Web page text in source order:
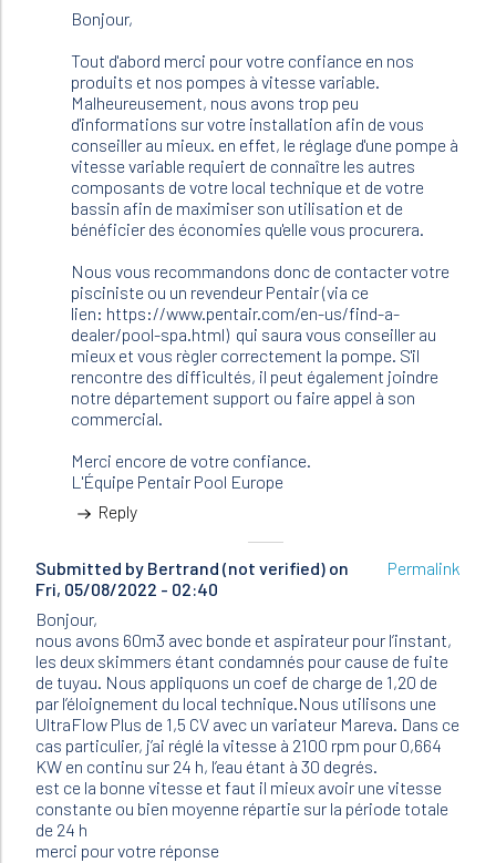
to
Bonjour
Je
viens
d'acheter…
by
Thierry
(not
verified)
Bonjour,
Tout d'abord merci pour votre confiance en nos
produits et nos pompes à vitesse variable.
Malheureusement, nous avons trop peu
d'informations sur votre installation afin de vous
conseiller au mieux. en effet, le réglage d'une pompe à
vitesse variable requiert de connaître les autres
composants de votre local technique et de votre
bassin afin de maximiser son utilisation et de
bénéficier des économies qu'elle vous procurera.
Nous vous recommandons donc de contacter votre
pisciniste ou un revendeur Pentair (via ce
lien: https://www.pentair.com/en-us/find-a-
dealer/pool-spa.html) qui saura vous conseiller au
mieux et vous règler correctement la pompe. S'il
rencontre des difficultés, il peut également joindre
notre département support ou faire appel à son
commercial.
Merci encore de votre confiance.
L'Équipe Pentair Pool Europe
Reply
Submitted by Bertrand (not verified) on
Fri, 05/08/2022 - 02:40
Permalink
Bonjour,
nous avons 60m3 avec bonde et aspirateur pour l’instant,
les deux skimmers étant condamnés pour cause de fuite
de tuyau. Nous appliquons un coef de charge de 1,20 de
par l’éloignement du local technique.Nous utilisons une
UltraFlow Plus de 1,5 CV avec un variateur Mareva. Dans ce
cas particulier, j’ai réglé la vitesse à 2100 rpm pour 0,664
KW en continu sur 24 h, l’eau étant à 30 degrés.
est ce la bonne vitesse et faut il mieux avoir une vitesse
constante ou bien moyenne répartie sur la période totale
de 24 h
merci pour votre réponse